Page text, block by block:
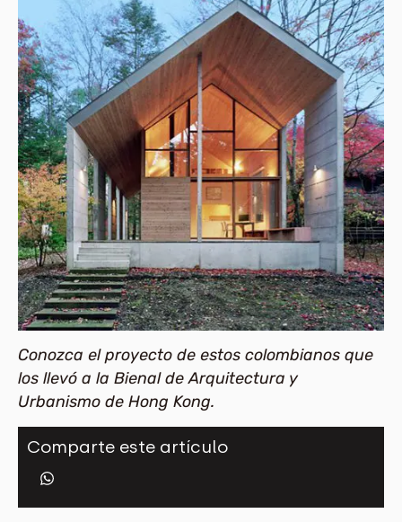
Conozca el proyecto de estos colombianos que
los llevó a la Bienal de Arquitectura y
Urbanismo de Hong Kong.
Comparte este artículo